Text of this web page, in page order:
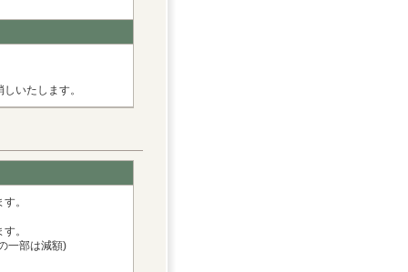
いたします。
。
。
一部は減額)